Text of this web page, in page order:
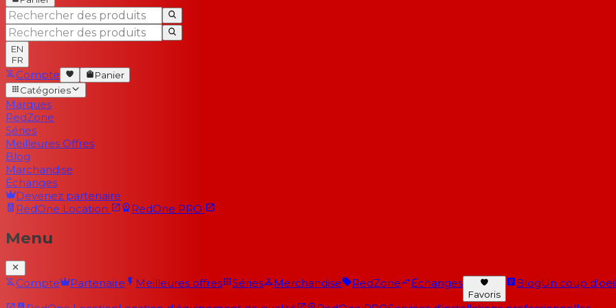
EN
FR
Compte
Panier
Catégories
Marques
RedZone
Séries
Meilleures Offres
Blog
Marchandise
Échanges
Devenez partenaire
RedOne Location RedOne PRO
Menu
Compte Partenaire Meilleures offres Séries Merchandise RedZone Échanges
Favoris
BlogUn coup